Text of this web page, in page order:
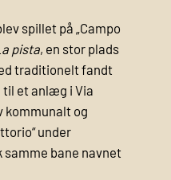
spillet på „Campo
pista, en stor plads
traditionelt fandt
til et anlæg i Via
kommunalt og
under
bane navnet